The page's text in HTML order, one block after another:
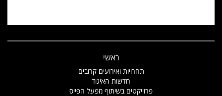
ראשי
תחרויות ואירועים קרובים
חדשות האיגוד
פרוייקטים בשיתוף מפעל הפייס